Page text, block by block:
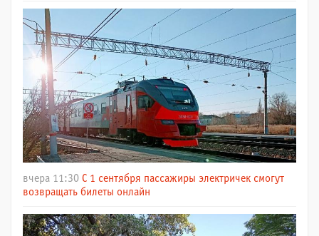
вчера 11:30 С 1 сентября пассажиры электричек смогут
возвращать билеты онлайн